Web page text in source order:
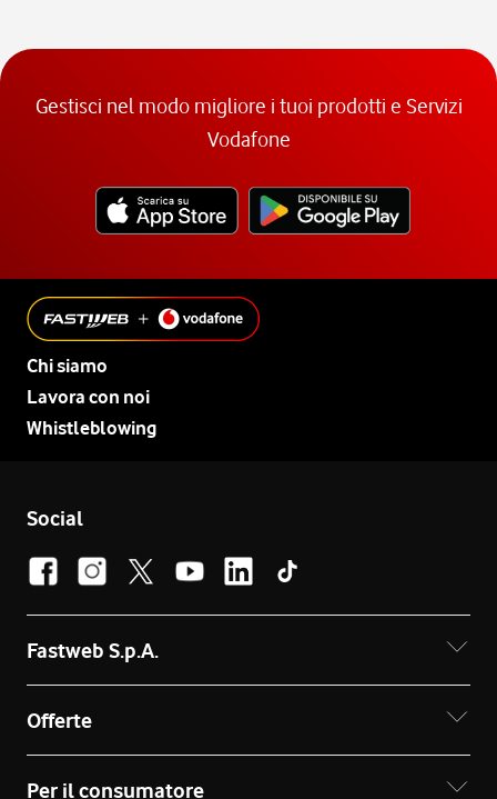
Gestisci nel modo migliore i tuoi prodotti e Servizi
Vodafone
Chi siamo
Lavora con noi
Whistleblowing
Social
Fastweb S.p.A.
Offerte
Per il consumatore